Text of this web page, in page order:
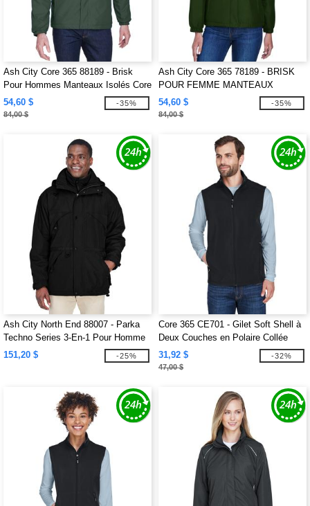
Ash City Core 365 88189 - Brisk
Pour Hommes Manteaux Isolés Core
365™
54,60 $
84,00 $
-35%
Ash City Core 365 78189 - BRISK
POUR FEMME MANTEAUX
ISOLES CORE 365MC
54,60 $
84,00 $
-35%
Ash City North End 88007 - Parka
Techno Series 3-En-1 Pour Homme
Avec Garniture Armurée
151,20 $ -25%
Core 365 CE701 - Gilet Soft Shell à
Deux Couches en Polaire Collée
pour Hommes
31,92 $
47,00 $
-32%